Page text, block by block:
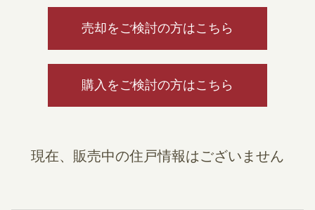
売却をご検討の方はこちら
購入をご検討の方はこちら
現在、販売中の住戸情報はございません